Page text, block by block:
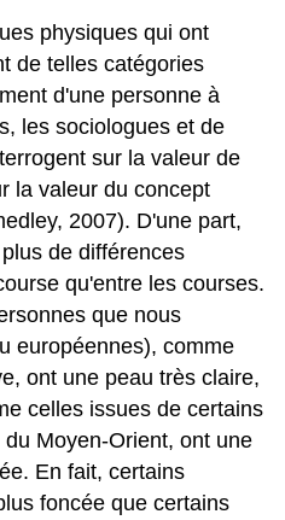
physiques qui ont
de telles catégories
d'une personne à
les sociologues et de
sur la valeur de
la valeur du concept
2007). D'une part,
de différences
qu'entre les courses.
que nous
européennes), comme
ont une peau très claire,
celles issues de certains
Moyen-Orient, ont une
En fait, certains
foncée que certains